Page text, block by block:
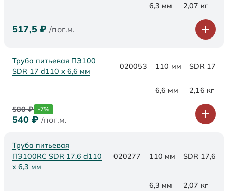
6,3 мм 2,07 кг
517,5 ₽ /пог.м.
Труба питьевая ПЭ100
SDR 17 d110 х 6,6 мм
020053 110 мм SDR 17
6,6 мм 2,16 кг
580₽ -7%
540 ₽ /пог.м.
Труба питьевая
ПЭ100RC SDR 17,6 d110
х 6,3 мм
020277 110 мм SDR 17,6
6,3 мм 2,07 кг